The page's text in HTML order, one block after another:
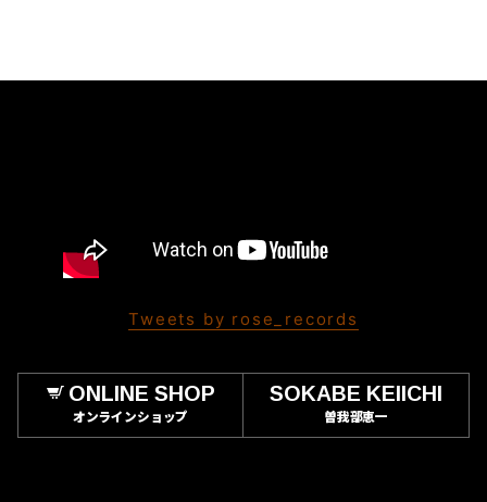
Tweets by rose_records
ONLINE SHOP
オンラインショップ
SOKABE KEIICHI
曽我部恵一